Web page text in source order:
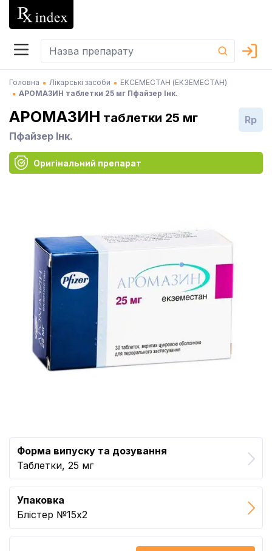
Головна Лікарські засоби
ЕКСЕМЕСТАН (ЕКЗЕМЕСТАН)
АРОМАЗИН таблетки 25 мг Пфайзер Інк.
АРОМАЗИН таблетки 25 мг
Пфайзер Інк.
Rp
Оригінальний препарат
Форма випуску та дозування
Таблетки, 25 мг
Упаковка
Блістер №15x2